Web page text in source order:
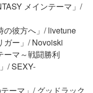
メインテーマ」/
の彼方へ」/ livetune
ガー」/ Novoiski
ーマ～戦闘勝利
/ SEXY-
ーマ」/ グッドラック